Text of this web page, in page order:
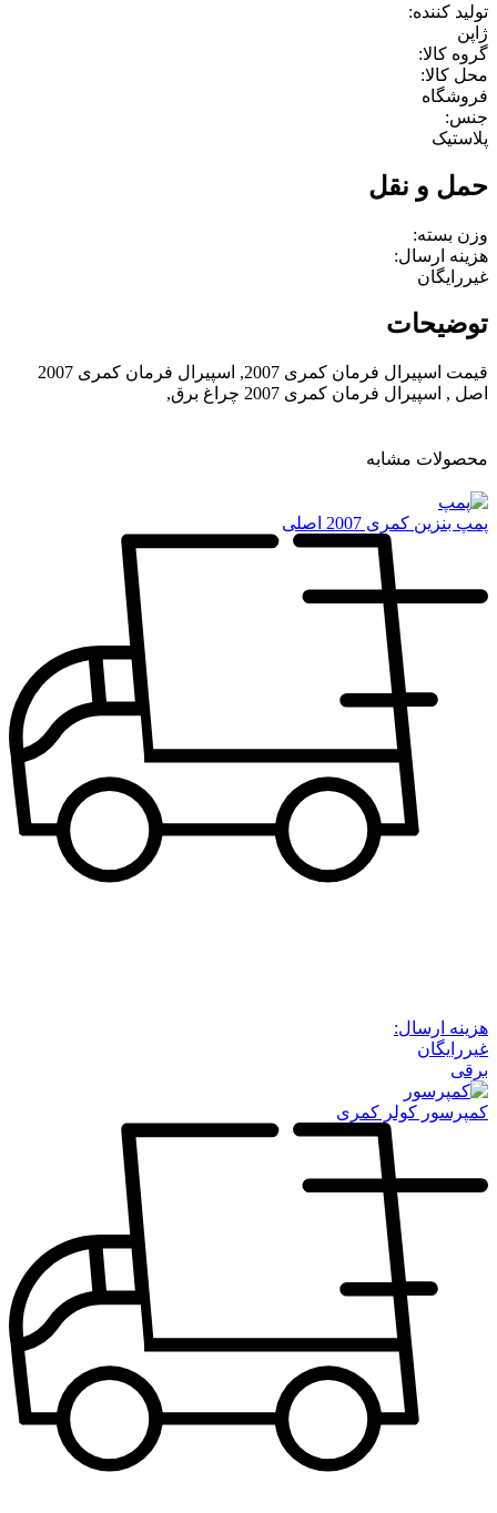
تولید کننده:
ژاپن
گروه کالا:
محل کالا:
فروشگاه
جنس:
پلاستیک
حمل و نقل
وزن بسته:
هزینه ارسال:
غیررایگان
توضیحات
قیمت اسپیرال فرمان کمری 2007, اسپیرال فرمان کمری 2007
اصل , اسپیرال فرمان کمری 2007 چراغ برق,
محصولات مشابه
پمپ بنزین کمری 2007 اصلی
هزینه ارسال:
غیررایگان
برقی
کمپرسور کولر کمری